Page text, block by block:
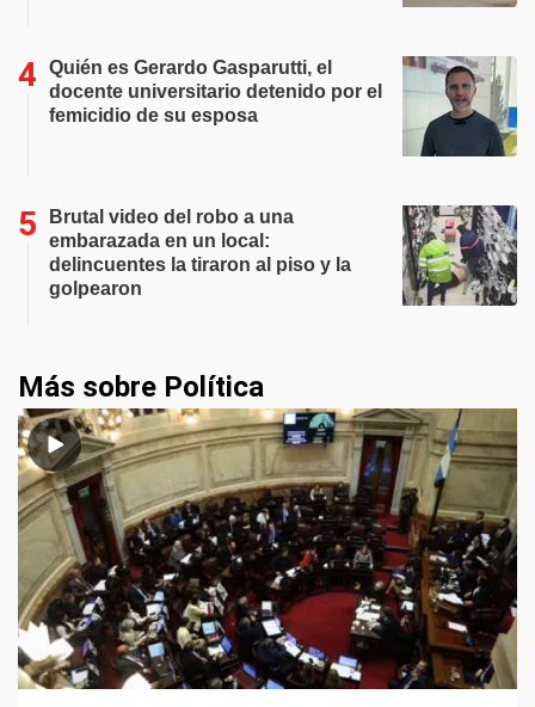
Quién es Gerardo Gasparutti, el
docente universitario detenido por el
femicidio de su esposa
Brutal video del robo a una
embarazada en un local:
delincuentes la tiraron al piso y la
golpearon
Más sobre Política